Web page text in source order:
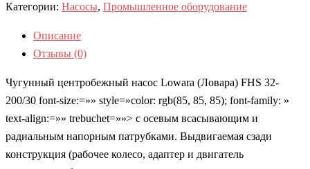
Категории: Насосы, Промышленное оборудование
Описание
Отзывы (0)
Чугунный центробежный насос Lowara (Ловара) FHS 32-
200/30 font-size:=»» style=»color: rgb(85, 85, 85); font-family: »
text-align:=»» trebuchet=»»> с осевым всасывающим и
радиальным напорным патрубками. Выдвигаемая сзади
конструкция (рабочее колесо, адаптер и двигатель